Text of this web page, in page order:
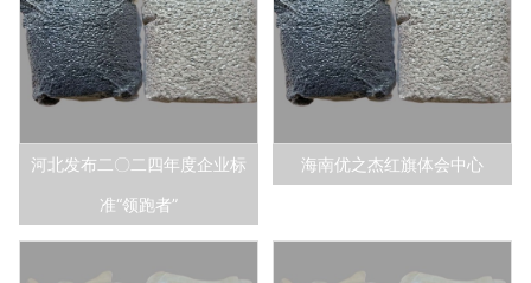
河北发布二〇二四年度企业标
准“领跑者”
海南优之杰红旗体会中心